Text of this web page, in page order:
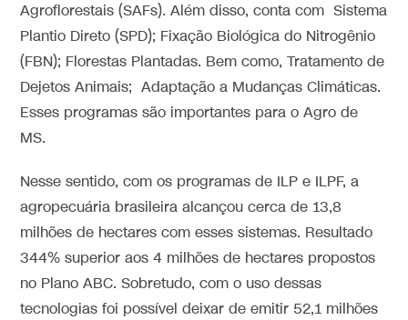
Agroflorestais (SAFs). Além disso, conta com Sistema
Plantio Direto (SPD); Fixação Biológica do Nitrogênio
(FBN); Florestas Plantadas. Bem como, Tratamento de
Dejetos Animais; Adaptação a Mudanças Climáticas.
Esses programas são importantes para o Agro de
MS.
Nesse sentido, com os programas de ILP e ILPF, a
agropecuária brasileira alcançou cerca de 13,8
milhões de hectares com esses sistemas. Resultado
344% superior aos 4 milhões de hectares propostos
no Plano ABC. Sobretudo, com o uso dessas
tecnologias foi possível deixar de emitir 52,1 milhões